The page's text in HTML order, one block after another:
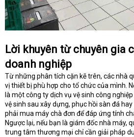
Lời khuyên từ chuyên gia
doanh nghiệp
Từ những phân tích cặn kẽ trên, các nhà
vị thiết bị phù hợp cho tổ chức của mình.
là một công ty dịch vụ vệ sinh công
vệ sinh sau xây dựng, phục hồi sàn đá
phải mua máy chà đơn để đáp ứng tính
Ngược lại, nếu bạn là giám đốc nhà máy,
trung tâm thương mại chỉ cần giải pháp